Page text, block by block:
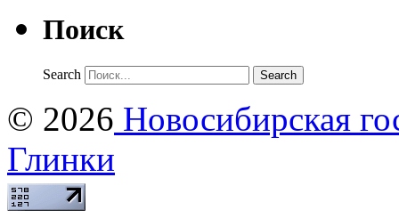
Поиск
Search
© 2026 Новосибирская
Глинки